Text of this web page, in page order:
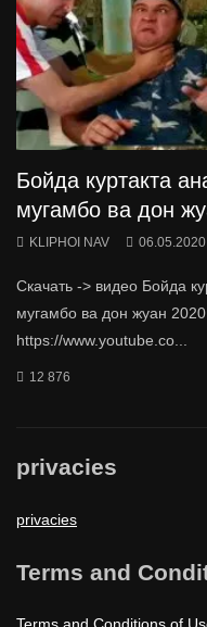
Бойда куртакта
мугамбо ва дон
KLIPHOI NAV 06.05.2020
Скачать -> видео Бойда
мугамбо ва дон жуан
https://www.youtube.co...
12 876
privacies
privacies
Terms and